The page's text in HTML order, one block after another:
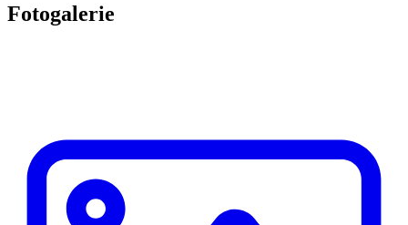
Fotogalerie